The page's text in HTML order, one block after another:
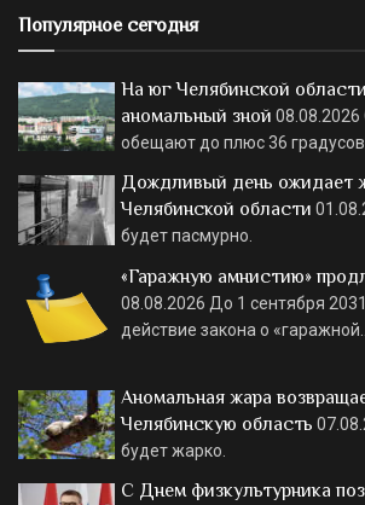
Популярное сегодня
На юг Челябинской
аномальный зной 08.08.2026
обещают до плюс 36 градусов.
Дождливый день ожидает
Челябинской области
будет пасмурно.
«Гаражную амнистию»
08.08.2026 До 1 сентября
действие закона о «гаражной…
Аномальная жара
Челябинскую область
будет жарко.
С Днем физкультурника